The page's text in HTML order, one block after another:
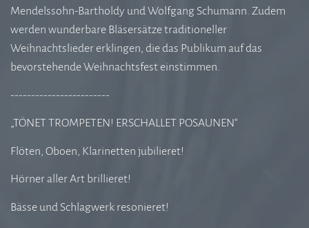
Mendelssohn-Bartholdy und Wolfgang Schumann. Zudem
werden wunderbare Bläsersätze traditioneller
Weihnachtslieder erklingen, die das Publikum auf das
bevorstehende Weihnachtsfest einstimmen.
------------------------
„TÖNET TROMPETEN! ERSCHALLET POSAUNEN“
Flöten, Oboen, Klarinetten jubilieret!
Hörner aller Art brillieret!
Bässe und Schlagwerk resonieret!